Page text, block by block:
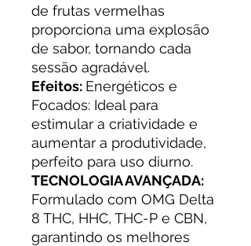
de frutas vermelhas
proporciona uma explosão
de sabor, tornando cada
sessão agradável.
Efeitos: Energéticos e
Focados: Ideal para
estimular a criatividade e
aumentar a produtividade,
perfeito para uso diurno.
TECNOLOGIA AVANÇADA:
Formulado com OMG Delta
8 THC, HHC, THC-P e CBN,
garantindo os melhores